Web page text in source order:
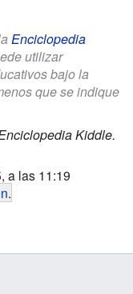
Enciclopedia
utilizar
bajo la
que se indique
Kiddle.
a las 11:19
.